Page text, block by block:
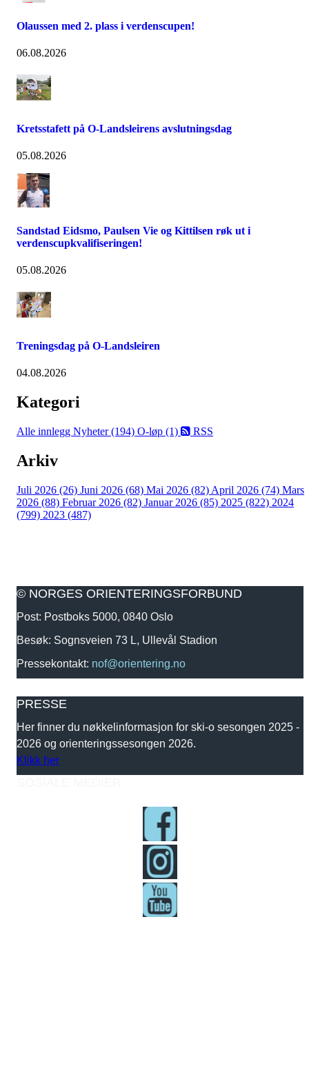
Olaussen med 2. plass i verdenscupen!
06.08.2026
Kretsstafett på O-Landsleirens avslutningsdag
05.08.2026
Sandstad Eidsmo, Paulsen Vie og Kittilsen røk ut i
verdenscupkvalifiseringen!
05.08.2026
Treningsdag på O-Landsleiren
04.08.2026
Kategori
Alle innlegg Nyheter (194) O-løp (1) RSS
Arkiv
Juli 2026 (26) Juni 2026 (68) Mai 2026 (82) April 2026 (74) Mars
2026 (88) Februar 2026 (82) Januar 2026 (85) 2025 (822) 2024
(799) 2023 (487)
© NORGES ORIENTERINGSFORBUND
Post: Postboks 5000, 0840 Oslo
Besøk: Sognsveien 73 L, Ullevål Stadion
Pressekontakt: nof@orientering.no
PRESSE
Her finner du nøkkelinformasjon for ski-o sesongen 2025 -
2026 og orienteringssesongen 2026.
Klikk her